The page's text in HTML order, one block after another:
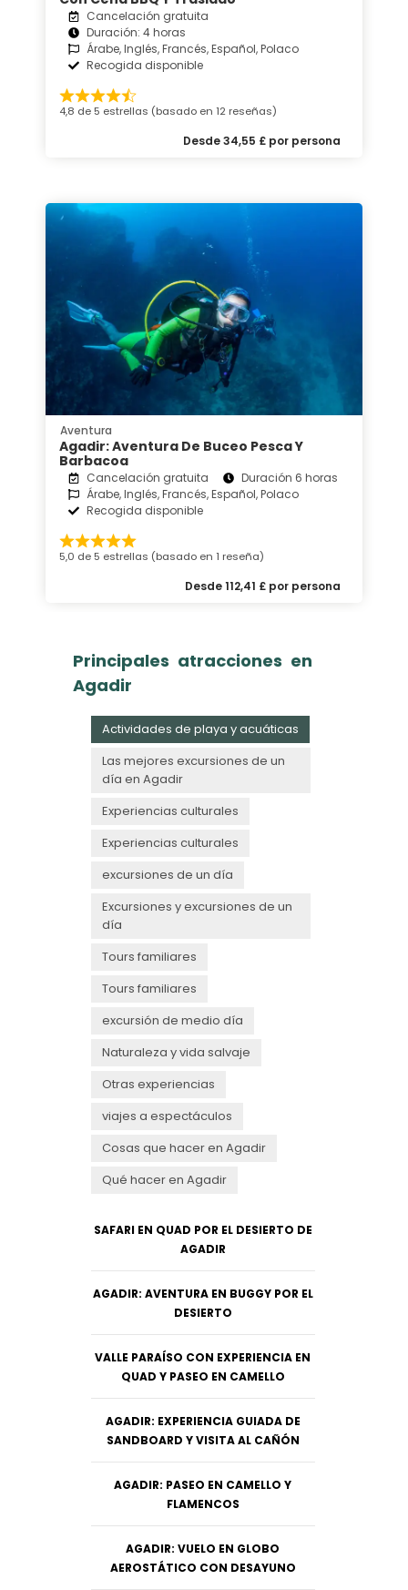
Cancelación gratuita
Duración: 4 horas
Árabe, Inglés, Francés, Español, Polaco
Recogida disponible
4,8 de 5 estrellas (basado en 12 reseñas)
Desde 34,55 £ por persona
Aventura
Agadir: Aventura De Buceo Pesca Y
Barbacoa
Cancelación gratuita
Duración 6 horas
Árabe, Inglés, Francés, Español, Polaco
Recogida disponible
5,0 de 5 estrellas (basado en 1 reseña)
Desde 112,41 £ por persona
Principales atracciones en
Agadir
Actividades de playa y acuáticas
Las mejores excursiones de un
día en Agadir
Experiencias culturales
Experiencias culturales
excursiones de un día
Excursiones y excursiones de un
día
Tours familiares
Tours familiares
excursión de medio día
Naturaleza y vida salvaje
Otras experiencias
viajes a espectáculos
Cosas que hacer en Agadir
Qué hacer en Agadir
SAFARI EN QUAD POR EL DESIERTO DE
AGADIR
AGADIR: AVENTURA EN BUGGY POR EL
DESIERTO
VALLE PARAÍSO CON EXPERIENCIA EN
QUAD Y PASEO EN CAMELLO
AGADIR: EXPERIENCIA GUIADA DE
SANDBOARD Y VISITA AL CAÑÓN
AGADIR: PASEO EN CAMELLO Y
FLAMENCOS
AGADIR: VUELO EN GLOBO
AEROSTÁTICO CON DESAYUNO